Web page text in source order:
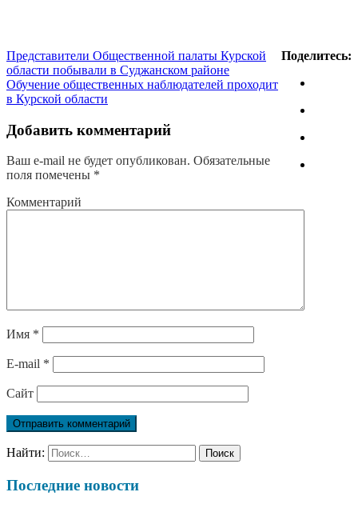
Поделитесь:
Представители Общественной палаты Курской
области побывали в Суджанском районе
Обучение общественных наблюдателей проходит
в Курской области
Добавить комментарий
Ваш e-mail не будет опубликован. Обязательные
поля помечены *
Комментарий
Имя *
E-mail *
Сайт
Найти:
Последние новости